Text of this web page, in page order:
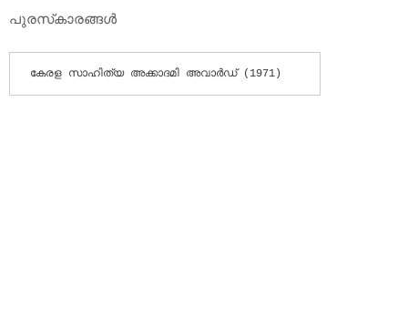
പുരസ്‌കാരങ്ങള്‍
കേരള സാഹിത്യ അക്കാദമി അവാര്‍ഡ് (1971)